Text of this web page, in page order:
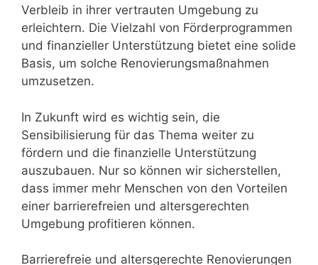
Verbleib in ihrer vertrauten Umgebung zu
erleichtern. Die Vielzahl von Förderprogrammen
und finanzieller Unterstützung bietet eine solide
Basis, um solche Renovierungsmaßnahmen
umzusetzen.
In Zukunft wird es wichtig sein, die
Sensibilisierung für das Thema weiter zu
fördern und die finanzielle Unterstützung
auszubauen. Nur so können wir sicherstellen,
dass immer mehr Menschen von den Vorteilen
einer barrierefreien und altersgerechten
Umgebung profitieren können.
Barrierefreie und altersgerechte Renovierungen